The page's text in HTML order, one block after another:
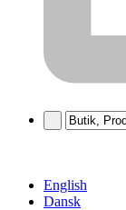
English
Dansk